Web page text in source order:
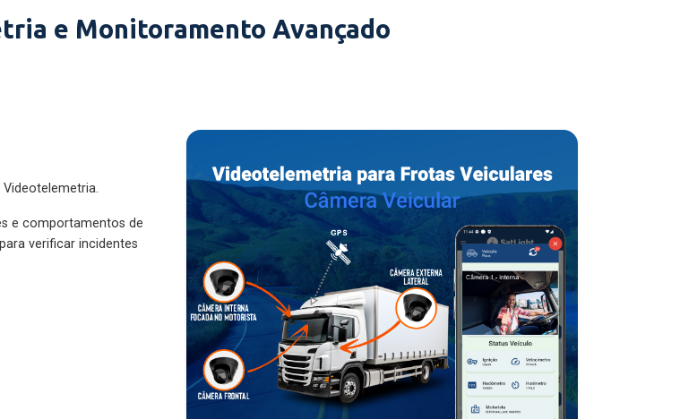
e Monitoramento Avançado
e comportamentos de
verificar incidentes